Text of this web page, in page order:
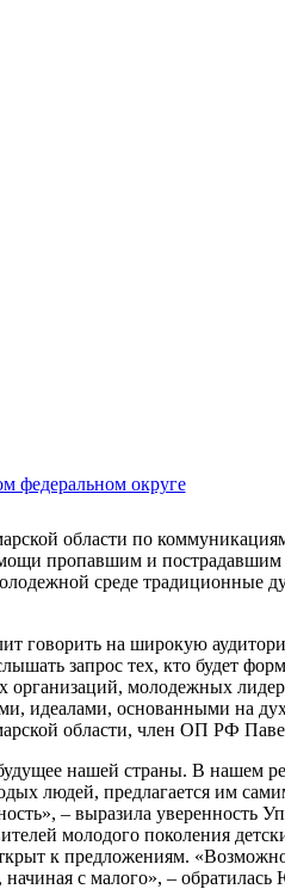
области по
пропавшим и
среде традиционные
говорить на широкую
запрос тех, кто будет
организаций, молодежных
идеалами, основанными на
области, член ОП РФ
нашей страны. В нашем
людей, предлагается им
– выразила уверенность
молодого поколения
к предложениям.
с малого», –